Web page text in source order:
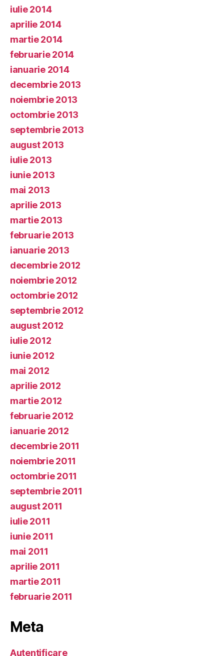
iulie 2014
aprilie 2014
martie 2014
februarie 2014
ianuarie 2014
decembrie 2013
noiembrie 2013
octombrie 2013
septembrie 2013
august 2013
iulie 2013
iunie 2013
mai 2013
aprilie 2013
martie 2013
februarie 2013
ianuarie 2013
decembrie 2012
noiembrie 2012
octombrie 2012
septembrie 2012
august 2012
iulie 2012
iunie 2012
mai 2012
aprilie 2012
martie 2012
februarie 2012
ianuarie 2012
decembrie 2011
noiembrie 2011
octombrie 2011
septembrie 2011
august 2011
iulie 2011
iunie 2011
mai 2011
aprilie 2011
martie 2011
februarie 2011
Meta
Autentificare